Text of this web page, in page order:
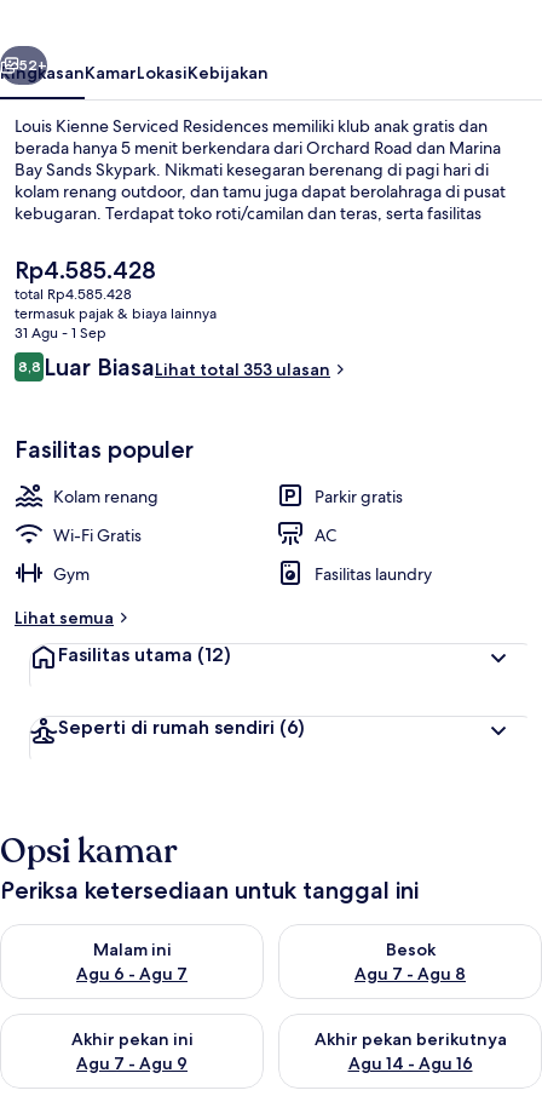
Berikutnya
52+
RingkasanKamarLokasiKebijakan
Louis Kienne Serviced Residences memiliki klub anak gratis dan
berada hanya 5 menit berkendara dari Orchard Road dan Marina
Bay Sands Skypark. Nikmati kesegaran berenang di pagi hari di
kolam renang outdoor, dan tamu juga dapat berolahraga di pusat
kebugaran. Terdapat toko roti/camilan dan teras, serta fasilitas
menyukai staf. Transportasi umum berada tidak jauh: Stasiun
Havelock berjarak 5 menit dan Stasiun MRT Tiong Bahru berjarak 11
menit.
Harga
saat
ini
Rp4.585.428
Rp4.585.428
total Rp4.585.428
termasuk pajak & biaya lainnya
31 Agu - 1 Sep
Ulasan
8,88,8 dari 10
Luar BiasaLihat total 353 ulasan
Fasilitas populer
Kolam renang
Parkir gratis
Wi-Fi Gratis
AC
Gym
Fasilitas laundry
Lihat semua
Fasilitas utama (12)
Seperti di rumah sendiri (6)
Opsi kamar
Periksa ketersediaan untuk tanggal ini
Malam ini
Agu 6 - Agu 7
Periksa ketersediaan untuk malam ini Agu 6 - Agu 7
Besok
Agu 7 - Agu 8
Periksa ketersediaan untuk
Akhir pekan ini
Agu 7 - Agu 9
Periksa ketersediaan untuk akhir pekan ini Agu 7 - Agu 9
Akhir pekan berikutnya
Agu 14 - Agu 16
Periksa ketersediaan untuk